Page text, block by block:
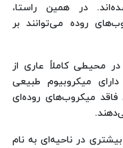
در همین راستا،
روده می‌توانند بر
محیطی کاملاً عاری از
میکروبیوم طبیعی
میکروب‌های روده‌ای
در ناحیه‌ای به نام